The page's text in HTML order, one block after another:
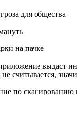
для общества
на пачке
выдаст
считывается,
по сканированию